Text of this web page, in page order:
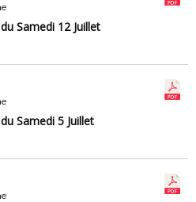
Samedi 12 Juillet
Samedi 5 Juillet